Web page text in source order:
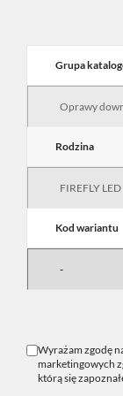
Grupa
Rodzina
Kod wariantu
Wyrażam zgodę
marketingowych
którą się